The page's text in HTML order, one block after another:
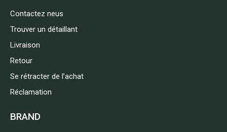
Contactez neus
Trouver un détaillant
Livraison
Retour
Se rétracter de l’achat
Réclamation
BRAND